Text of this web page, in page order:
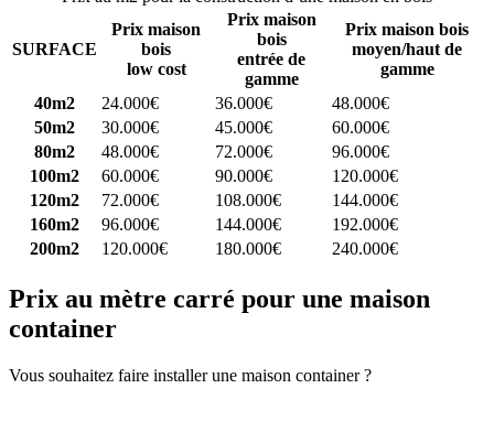
SURFACE
Prix maison
bois
low cost
Prix maison
bois
entrée de
gamme
Prix maison bois
moyen/haut de
gamme
40m2
24.000€ 36.000€
48.000€
50m2
30.000€ 45.000€
60.000€
80m2
48.000€ 72.000€
96.000€
100m2
60.000€ 90.000€
120.000€
120m2
72.000€ 108.000€
144.000€
160m2
96.000€ 144.000€
192.000€
200m2
120.000€ 180.000€ 240.000€
Prix au mètre carré pour une maison
container
Vous souhaitez faire installer une maison container ?